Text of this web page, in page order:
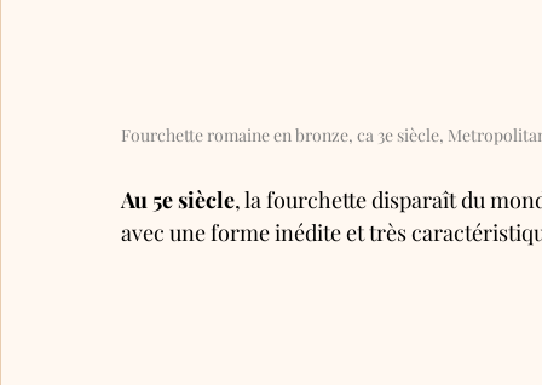
Fourchette romaine en bronze, ca 3e siècle,
Au 5e siècle, la fourchette disparaît du
avec une forme inédite et très